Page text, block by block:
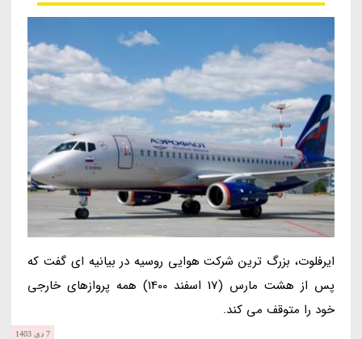
ایرفلوت، بزرگ ترین شرکت هوایی روسیه در بیانیه ای گفت که
پس از هشت مارس (17 اسفند 1400) همه پروازهای خارجی
خود را متوقف می کند.
7 دی 1403